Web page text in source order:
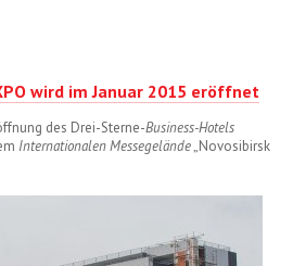
wird im Januar 2015 eröffnet
des Drei-Sterne-Business-Hotels
Internationalen Messegelände„Novosibirsk